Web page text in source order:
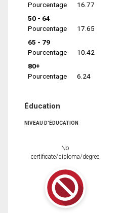
Pourcentage
16.77
50 - 64
Pourcentage
17.65
65 - 79
Pourcentage
10.42
80+
Pourcentage
6.24
Éducation
NIVEAU D'ÉDUCATION
No
certificate/diploma/degree